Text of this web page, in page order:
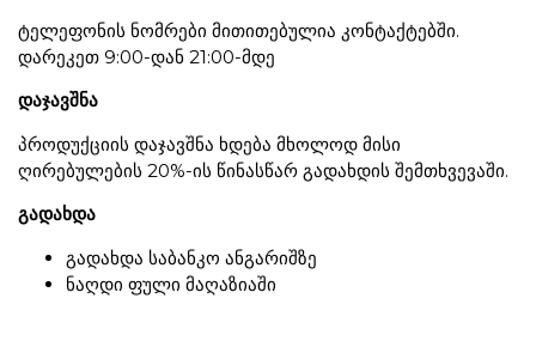
ტელეფონის ნომრები მითითებულია კონტაქტებში.
დარეკეთ 9:00-დან 21:00-მდე
დაჯავშნა
პროდუქციის დაჯავშნა ხდება მხოლოდ მისი
ღირებულების 20%-ის წინასწარ გადახდის შემთხვევაში.
გადახდა
გადახდა საბანკო ანგარიშზე
ნაღდი ფული მაღაზიაში